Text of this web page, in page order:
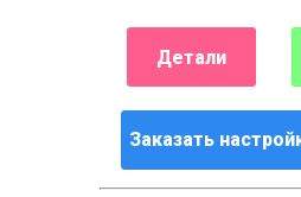
Детали
Заказать